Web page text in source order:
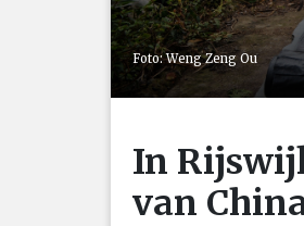
Foto: Weng Zeng Ou
In
van